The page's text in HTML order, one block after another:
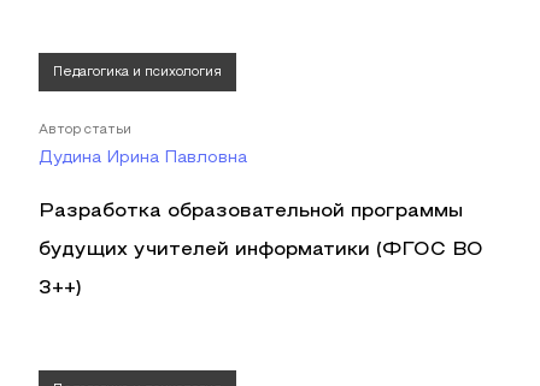
Педагогика и психология
Автор статьи
Дудина Ирина Павловна
Разработка образовательной программы
будущих учителей информатики (ФГОС ВО
3++)